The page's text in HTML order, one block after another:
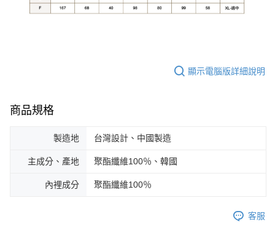
顯示電腦版詳細說明
商品規格
製造地 台灣設計、中國製造
主成分、產地 聚酯纖維100％、韓國
內裡成分 聚酯纖維100％
客服